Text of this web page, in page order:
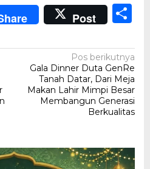
Post
Pos berikutnya
Gala Dinner Duta GenRe
Tanah Datar, Dari Meja
Makan Lahir Mimpi Besar
Membangun Generasi
Berkualitas